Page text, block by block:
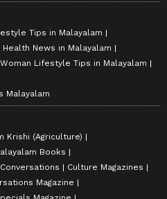
Tips in Malayalam
Health News in Malayalam
Woman Lifestyle Tips in Malayalam
Malayalam
Krishi (Agriculture)
Books
Culture Magazines
Magazine